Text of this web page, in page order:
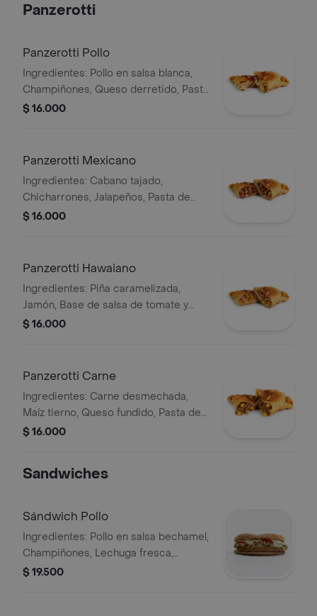
Panzerotti
Panzerotti Pollo
Ingredientes: Pollo en salsa blanca,
Champiñones, Queso derretido, Pasta
de tomate y salsas especiales.
$ 16.000
Panzerotti Mexicano
Ingredientes: Cabano tajado,
Chicharrones, Jalapeños, Pasta de
tomate, Salsa picante y Queso
$ 16.000
Panzerotti Hawaiano
Ingredientes: Piña caramelizada,
Jamón, Base de salsa de tomate y
Queso fundido
$ 16.000
Panzerotti Carne
Ingredientes: Carne desmechada,
Maíz tierno, Queso fundido, Pasta de
tomate y Salsas especiales.
$ 16.000
Sandwiches
Sándwich Pollo
Ingredientes: Pollo en salsa bechamel,
Champiñones, Lechuga fresca,
Cebolla, Tomate, Queso fundido y
$ 19.500